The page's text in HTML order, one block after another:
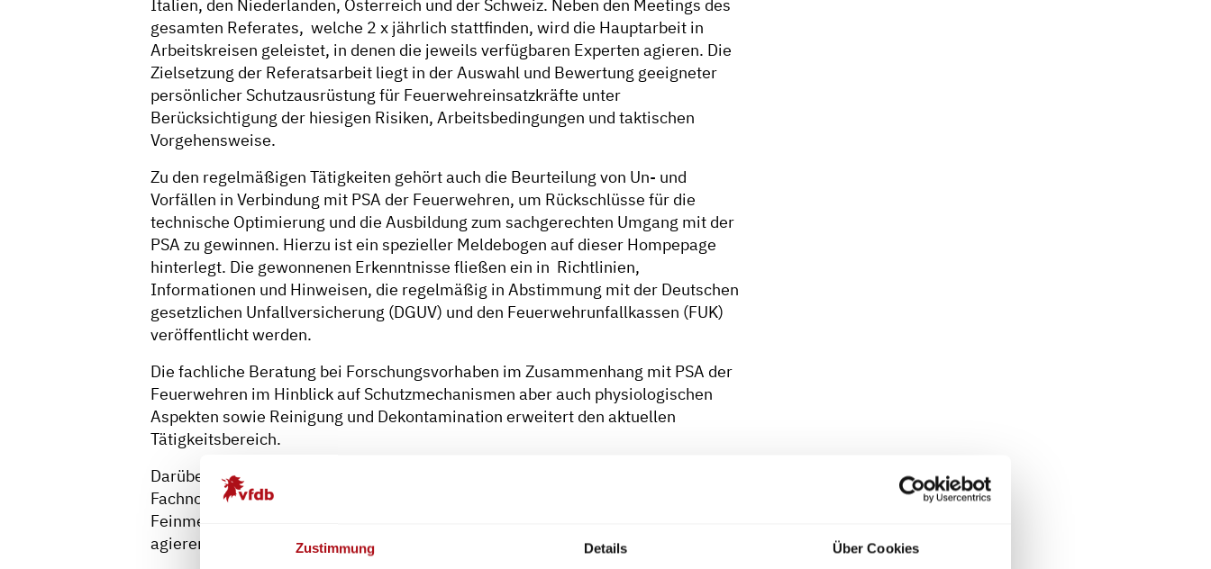
Zustimmung Details Über Cookies
Italien, den Niederlanden, Österreich und der Schweiz. Neben den Meetings des
gesamten Referates, welche 2 x jährlich stattfinden, wird die Hauptarbeit in
Arbeitskreisen geleistet, in denen die jeweils verfügbaren Experten agieren. Die
Zielsetzung der Referatsarbeit liegt in der Auswahl und Bewertung geeigneter
persönlicher Schutzausrüstung für Feuerwehreinsatzkräfte unter
Berücksichtigung der hiesigen Risiken, Arbeitsbedingungen und taktischen
Vorgehensweise.
Zu den regelmäßigen Tätigkeiten gehört auch die Beurteilung von Un- und
Vorfällen in Verbindung mit PSA der Feuerwehren, um Rückschlüsse für die
technische Optimierung und die Ausbildung zum sachgerechten Umgang mit der
PSA zu gewinnen. Hierzu ist ein spezieller Meldebogen auf dieser Hompepage
hinterlegt. Die gewonnenen Erkenntnisse fließen ein in Richtlinien,
Informationen und Hinweisen, die regelmäßig in Abstimmung mit der Deutschen
gesetzlichen Unfallversicherung (DGUV) und den Feuerwehrunfallkassen (FUK)
veröffentlicht werden.
Die fachliche Beratung bei Forschungsvorhaben im Zusammenhang mit PSA der
Feuerwehren im Hinblick auf Schutzmechanismen aber auch physiologischen
Aspekten sowie Reinigung und Dekontamination erweitert den aktuellen
Tätigkeitsbereich.
Darüber hinaus begleitet das Referat 8 wichtige Normverfahren im
Fachnormenausschuss Feuerwehrwesen (FNFW) dem Fachnormenausschuss
Feinmechanik und Optik (FuO) sowie dem europäischen CEN und dem weltweit
agierenden Normunsgremium ISO TC 94.